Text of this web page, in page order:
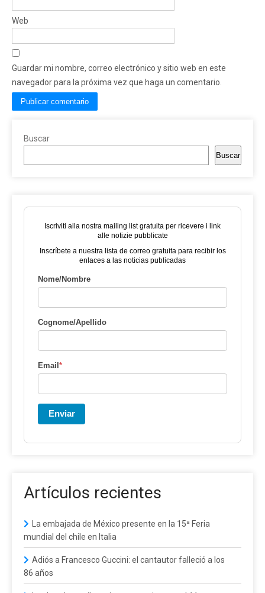
Web
Guardar mi nombre, correo electrónico y sitio web en este
navegador para la próxima vez que haga un comentario.
Buscar
Buscar
Iscriviti alla nostra mailing list gratuita per ricevere i link
alle notizie pubblicate
Inscríbete a nuestra lista de correo gratuita para recibir los
enlaces a las noticias publicadas
Nome/Nombre
Cognome/Apellido
Email*
Enviar
Artículos recientes
La embajada de México presente en la 15ª Feria
mundial del chile en Italia
Adiós a Francesco Guccini: el cantautor falleció a los
86 años